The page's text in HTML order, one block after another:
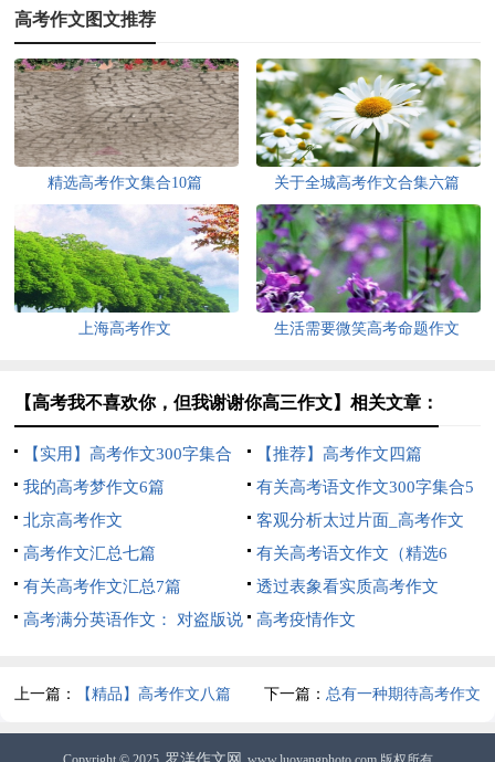
高考作文图文推荐
精选高考作文集合10篇 关于全城高考作文合集六篇
上海高考作文 生活需要微笑高考命题作文
【高考我不喜欢你，但我谢谢你高三作文】相关文章：
【实用】高考作文300字集合
八篇
【推荐】高考作文四篇
我的高考梦作文6篇
有关高考语文作文300字集合5
篇
北京高考作文
客观分析太过片面_高考作文
高考作文汇总七篇
有关高考语文作文（精选6
篇）
有关高考作文汇总7篇
透过表象看实质高考作文
高考满分英语作文： 对盗版说
高考疫情作文
上一篇： 【精品】高考作文八篇 下一篇： 总有一种期待高考作文